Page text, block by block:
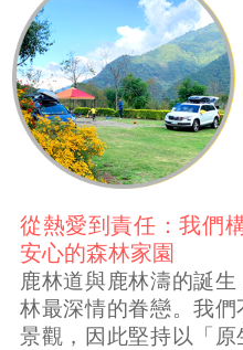
從熱愛到責任：我們
安心的森林家園
鹿林道與鹿林濤的誕
林最深情的眷戀。我
景觀，因此堅持以「